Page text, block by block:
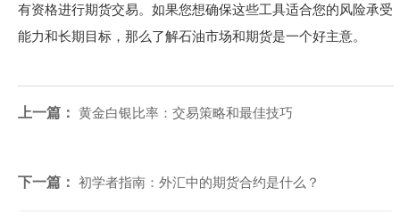
有资格进行期货交易。如果您想确保这些工具适合您的风险承受
能力和长期目标，那么了解石油市场和期货是一个好主意。
上一篇： 黄金白银比率：交易策略和最佳技巧
下一篇： 初学者指南：外汇中的期货合约是什么？